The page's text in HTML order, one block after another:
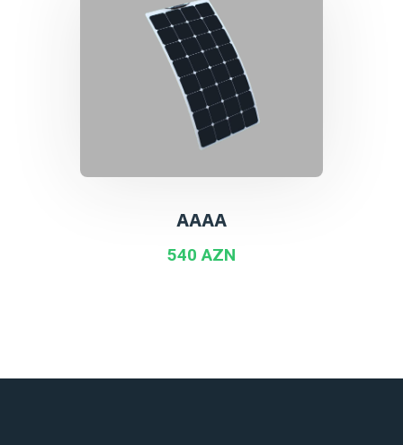
AAAA
540 AZN